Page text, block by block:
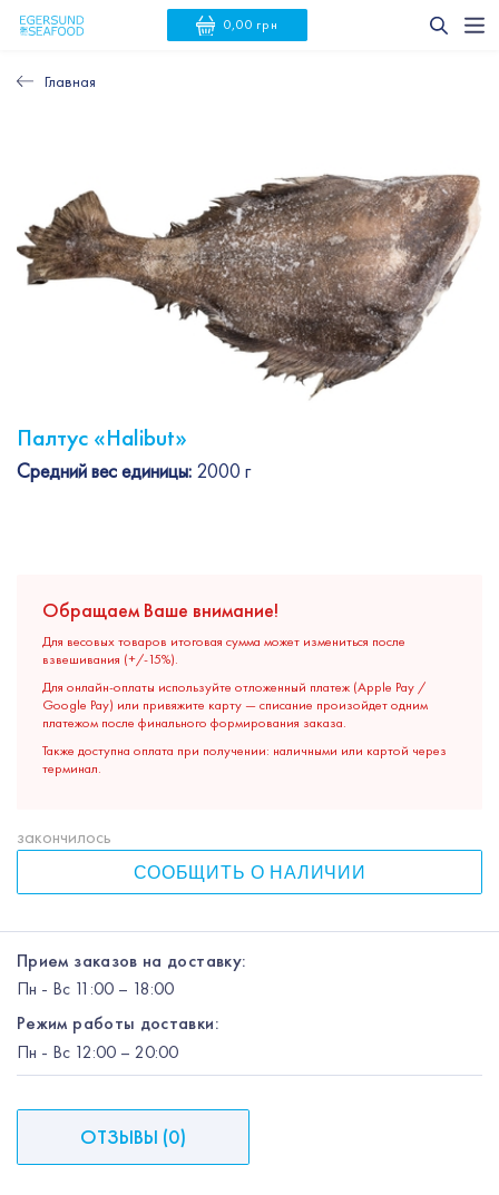
0,00 грн
Главная
Палтус «Halibut»
Средний вес единицы: 2000 г
Обращаем Ваше внимание!
Для весовых товаров итоговая сумма может измениться после
взвешивания (+/-15%).
Для онлайн-оплаты используйте отложенный платеж (Apple Pay /
Google Pay) или привяжите карту — списание произойдет одним
платежом после финального формирования заказа.
Также доступна оплата при получении: наличными или картой через
терминал.
закончилось
СООБЩИТЬ О НАЛИЧИИ
Прием заказов на доставку:
Пн - Вс 11:00 – 18:00
Режим работы доставки:
Пн - Вс 12:00 – 20:00
ОТЗЫВЫ (0)